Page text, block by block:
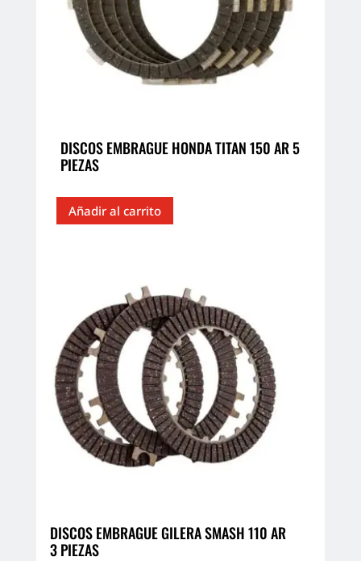
página
de
DISCOS EMBRAGUE HONDA TITAN 150 AR 5
PIEZAS
Añadir al carrito
DISCOS EMBRAGUE GILERA SMASH 110 AR
3 PIEZAS